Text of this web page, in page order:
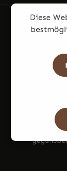
* Alle
Die
Diese